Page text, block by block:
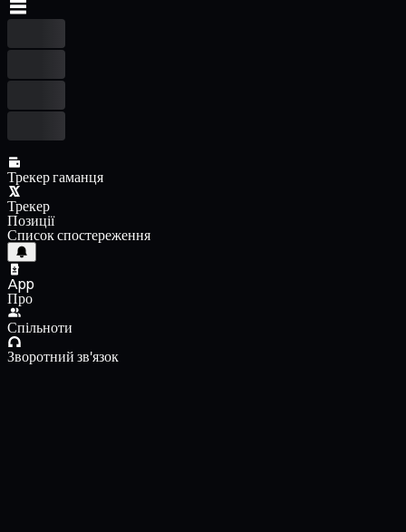
Трекер гаманця
Трекер
Позиції
Список спостереження
App
Про
Спільноти
Зворотний зв'язок